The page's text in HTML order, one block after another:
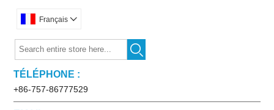
Français 

TÉLÉPHONE :
+86-757-86777529